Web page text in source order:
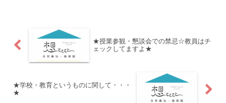
★授業参観・懇談会での禁忌☆教員はチ
ェックしてますよ★
★学校・教育というものに関して・・・
★